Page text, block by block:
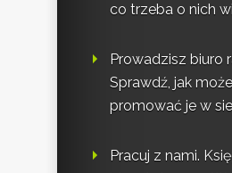
co trzeba o nich
Prowadzisz biuro
Sprawdź, jak
promować je w
Pracuj z nami.